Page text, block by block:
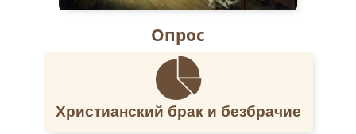
Опрос
Христианский брак и безбрачие